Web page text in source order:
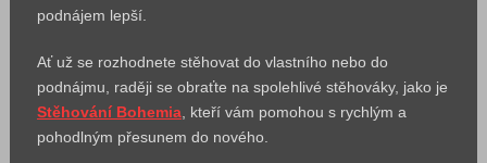
podnájem lepší.
Ať už se rozhodnete stěhovat do vlastního nebo do
podnájmu, raději se obraťte na spolehlivé stěhováky, jako je
Stěhování Bohemia, kteří vám pomohou s rychlým a
pohodlným přesunem do nového.